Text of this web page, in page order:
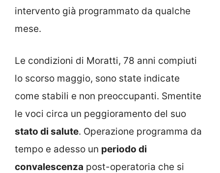
intervento già programmato da qualche
mese.
Le condizioni di Moratti, 78 anni compiuti
lo scorso maggio, sono state indicate
come stabili e non preoccupanti. Smentite
le voci circa un peggioramento del suo
stato di salute. Operazione programma da
tempo e adesso un periodo di
convalescenza post-operatoria che si